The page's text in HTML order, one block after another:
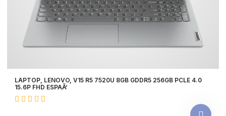
LAPTOP, LENOVO, V15 R5 7520U 8GB GDDR5 256GB PCLE 4.0
15.6P FHD ESPAÃ‘